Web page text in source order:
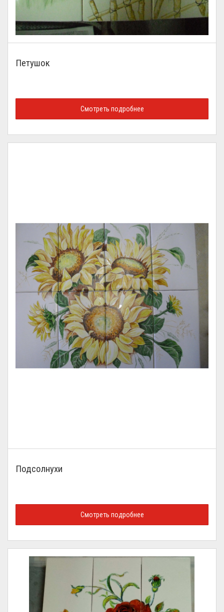
Петушок
Смотреть подробнее
Подсолнухи
Смотреть подробнее